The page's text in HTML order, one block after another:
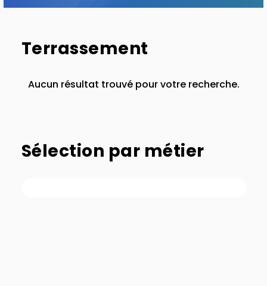
Terrassement
Aucun résultat trouvé pour votre recherche.
Sélection par métier